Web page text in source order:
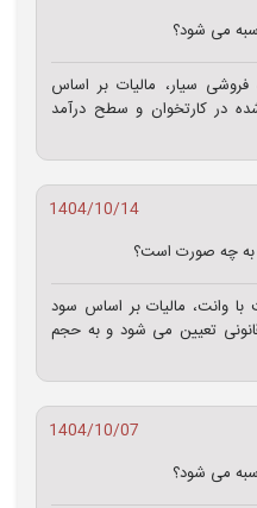
می شود؟
فروشی سیار، مالیات بر اساس
در کارتخوان و سطح درآمد
1404/10/14
به چه صورت است؟
با وانت، مالیات بر اساس سود
تعیین می شود و به حجم
1404/10/07
می شود؟